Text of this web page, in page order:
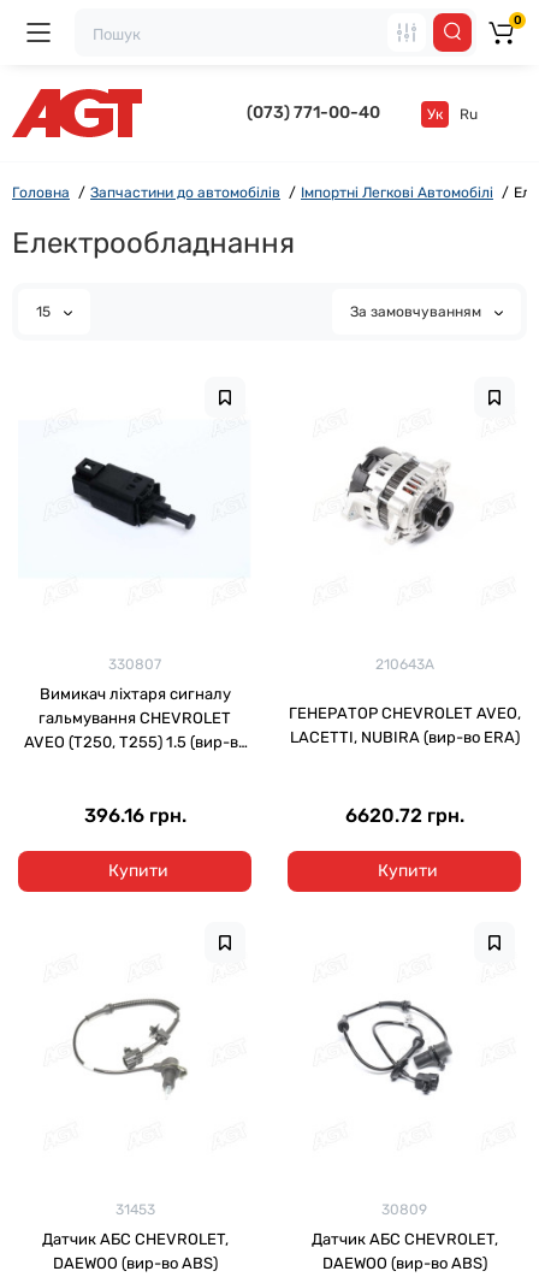
(073) 771-00-40 Ук Ru
0
Головна Запчастини до автомобілів Імпортні Легкові Автомобілі
Електрообладнання
15 За замовчуванням
330807
Вимикач ліхтаря сигналу
гальмування CHEVROLET
AVEO (T250, T255) 1.5 (вир-во
396.16 грн.
Купити
210643A
ГЕНЕРАТОР CHEVROLET AVEO,
LACETTI, NUBIRA (вир-во ERA)
6620.72 грн.
Купити
31453
Датчик АБС CHEVROLET,
DAEWOO (вир-во ABS)
30809
Датчик АБС CHEVROLET,
DAEWOO (вир-во ABS)